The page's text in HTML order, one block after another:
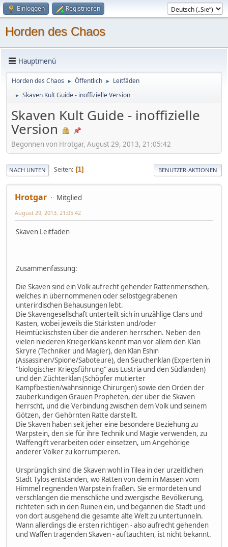
Einloggen Registrieren
Horden des Chaos
Hauptmenü
Horden des Chaos ► Öffentlich ► Leitfäden
► Skaven Kult Guide - inoffizielle Version
Skaven Kult Guide - inoffizielle
Version
Begonnen von Hrotgar, August 29, 2013, 21:05:42
NACH UNTEN Seiten 1 BENUTZER-AKTIONEN
Hrotgar Mitglied
August 29, 2013, 21:05:42
Skaven Leitfaden
Zusammenfassung:
Die Skaven sind ein Volk aufrecht gehender Rattenmenschen,
welches in übernommenen oder selbstgegrabenen
unterirdischen Behausungen lebt.
Die Skavengesellschaft unterteilt sich in unzählige Clans und
Kasten, wobei jeweils die Stärksten und/oder
Heimtückischsten über die anderen herrschen. Neben den
vielen niederen Kriegerklans kennt man vor allem den Klan
Skryre (Techniker und Magier), den Klan Eshin
(Assassinen/Spione/Saboteure), den Seuchenklan (Experten in
"biologischer Kriegsführung" aus Lustria und den Südlanden)
und den Züchterklan (Schöpfer mutierter
Kampfbestien/wahnsinnige Chirurgen) sowie den Orden der
zauberkundigen Grauen Propheten, der über die Skaven
herrscht, und die Verbindung zwischen dem Volk und seinem
Götzen, der Gehörnten Ratte darstellt.
Die Skaven haben seit jeher eine besondere Beziehung zu
Warpstein, den sie für ihre Technik und Magie verwenden, zu
Waffengift verarbeiten oder einsetzen, um Angehörige
anderer Völker zu korrumpieren.
Ursprünglich sind die Skaven wohl in Tilea in der urzeitlichen
Stadt Tylos entstanden, wo Ratten von dem in Massen vom
Himmel regnenden Warpstein fraßen. Sie ermordeten und
verschlangen die menschliche und zwergische Bevölkerung,
richteten sich in den Ruinen ein, und begannen die Stadt und
von dort ausgehend die gesamte alte Welt zu untertunneln.
Wann allerdings die ersten richtigen - also aufrecht gehenden
und Waffen tragenden Skaven - auftauchten, ist nicht bekannt.